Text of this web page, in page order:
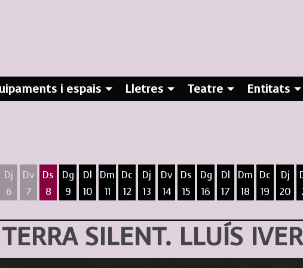
i espais Lletres Teatre Entitats
Dj
6
Dv
7
Ds
8
Dg
9
Dl
10
Dm
11
Dc
12
Dj
13
Dv
14
Ds
15
Dg
16
Dl
17
Dm
18
Dc
19
Dj
20
SILENT. LLUÍS